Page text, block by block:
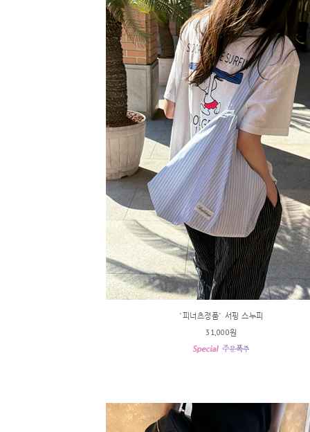
*피너츠정품* 서핑 스누피
31,000원